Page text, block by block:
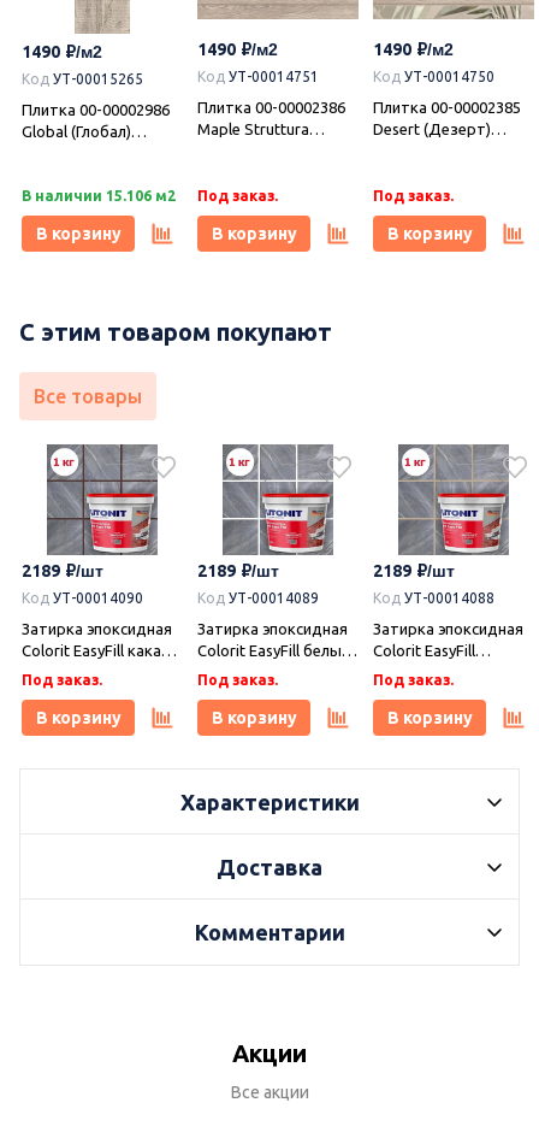
Castle Wood
20,1х50,5, Azori
(Азори)
Под заказ.
В корзину
Castle Ornament
(Азори)
Под заказ.
В корзину
Castle Marfil 20,1х50,5,
В наличии 1.62 м2
В корзину
1490
Код УТ-00015265
Плитка 00-00002986
Global (Глобал)
В наличии 15.106 м2
В корзину
1490
Код УТ-00014751
Плитка 00-00002386
Maple Struttura
Под заказ.
В корзину
1490
Код УТ-00014750
Плитка 00-00002385
Desert (Дезерт)
Под заказ.
В корзину
С этим товаром покупают
Все товары
2189
Код УТ-00014090
Затирка эпоксидная
Colorit EasyFill какао 1
кг, Плитонит
Под заказ.
В корзину
2189
Код УТ-00014089
Затирка эпоксидная
Colorit EasyFill белый
1 кг, Плитонит
Под заказ.
В корзину
2189
Код УТ-00014088
Затирка эпоксидная
Colorit EasyFill
бежевый 1 кг,
Плитонит
Под заказ.
В корзину
Характеристики
Доставка
Комментарии
Акции
Все акции